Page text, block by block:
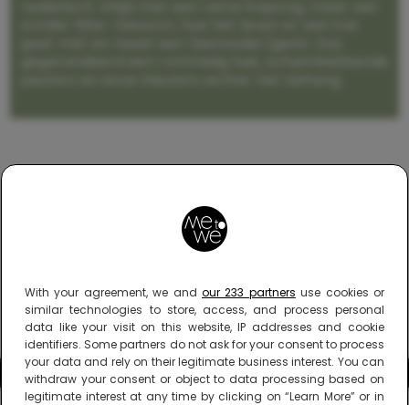
With your agreement, we and our 233 partners use cookies or
similar technologies to store, access, and process personal
data like your visit on this website, IP addresses and cookie
identifiers. Some partners do not ask for your consent to process
your data and rely on their legitimate business interest. You can
withdraw your consent or object to data processing based on
legitimate interest at any time by clicking on “Learn More” or in